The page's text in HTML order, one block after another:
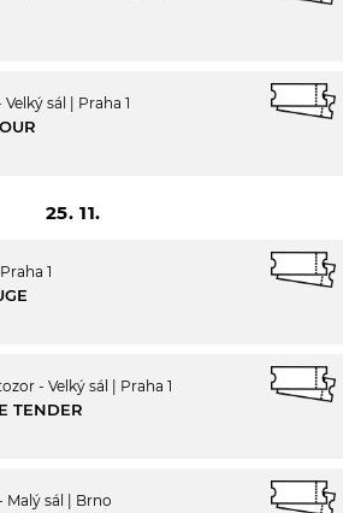
sál Praha 1
25. 11.
Praha 1
- Velký sál Praha 1
TENDER
sál Brno